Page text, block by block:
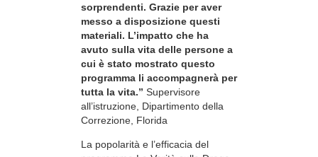
sorprendenti. Grazie per aver
messo a disposizione questi
materiali. L’impatto che ha
avuto sulla vita delle persone a
cui è stato mostrato questo
programma li accompagnerà per
tutta la vita.” Supervisore
all’istruzione, Dipartimento della
Correzione, Florida
La popolarità e l’efficacia del